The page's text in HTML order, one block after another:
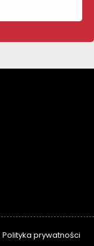
Polityka prywatności